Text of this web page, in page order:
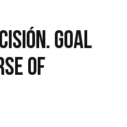
GOAL
OF